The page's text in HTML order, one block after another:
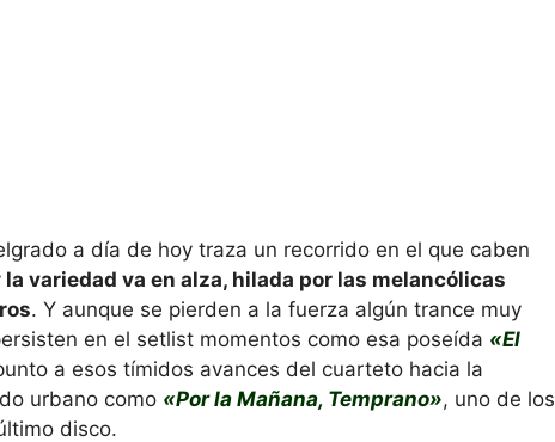
a día de hoy traza un recorrido en el que caben
la variedad va en alza, hilada por las melancólicas
. Y aunque se pierden a la fuerza algún trance muy
en el setlist momentos como esa poseída «El
a esos tímidos avances del cuarteto hacia la
urbano como «Por la Mañana, Temprano», uno de los
disco.